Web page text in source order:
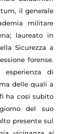
il generale
militare
laureato in
Sicurezza a
forense.
di
delle quali a
ha così subito
del suo
presente sul